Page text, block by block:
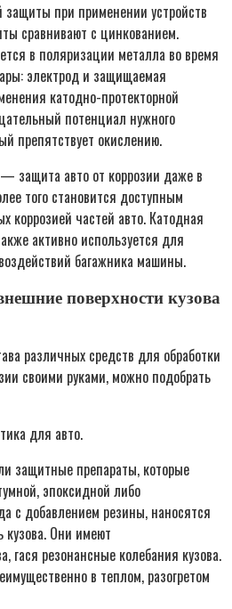
при применении устройств
сравнивают с цинкованием.
в поляризации металла во время
электрод и защищаемая
катодно-протекторной
потенциал нужного
препятствует окислению.
защита авто от коррозии даже в
того становится доступным
коррозией частей авто. Катодная
активно используется для
багажника машины.
поверхности кузова
различных средств для обработки
своими руками, можно подобрать
для авто.
защитные препараты, которые
эпоксидной либо
с добавлением резины, наносятся
кузова. Они имеют
гася резонансные колебания кузова.
в теплом, разогретом